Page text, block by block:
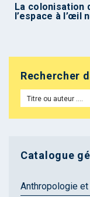
La colonisation
l’espace à l’œil
Rechercher
Catalogue
Anthropologie